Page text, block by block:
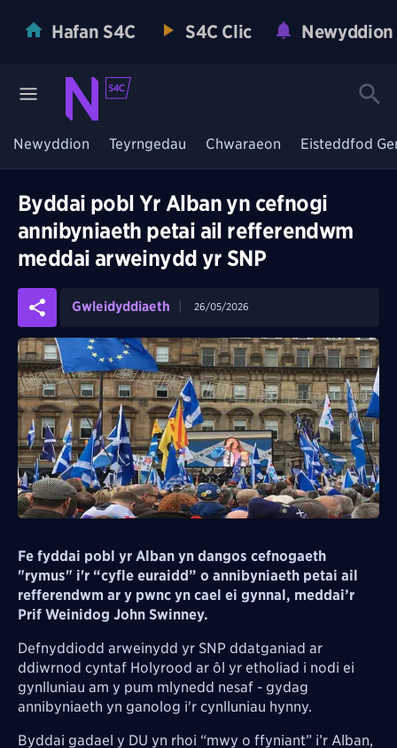
Hafan S4C S4C Clic Newyddion
Newyddion Teyrngedau Chwaraeon Eisteddfod
Byddai pobl Yr Alban yn cefnogi
annibyniaeth petai ail refferendwm
meddai arweinydd yr SNP
Gwleidyddiaeth 26/05/2026
Fe fyddai pobl yr Alban yn dangos cefnogaeth
"rymus" i'r “cyfle euraidd” o annibyniaeth petai ail
refferendwm ar y pwnc yn cael ei gynnal, meddai’r
Prif Weinidog John Swinney.
Defnyddiodd arweinydd yr SNP ddatganiad ar
ddiwrnod cyntaf Holyrood ar ôl yr etholiad i nodi ei
gynlluniau am y pum mlynedd nesaf - gydag
annibyniaeth yn ganolog i'r cynlluniau hynny.
Byddai gadael y DU yn rhoi “mwy o ffyniant” i’r Alban,